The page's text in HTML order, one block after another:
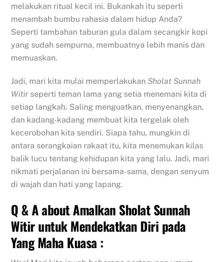
melakukan ritual kecil ini. Bukankah itu seperti
menambah bumbu rahasia dalam hidup Anda?
Seperti tambahan taburan gula dalam secangkir kopi
yang sudah sempurna, membuatnya lebih manis dan
memuaskan.
Jadi, mari kita mulai memperlakukan Sholat Sunnah
Witir seperti teman lama yang setia menemani kita di
setiap langkah. Saling menguatkan, menyenangkan,
dan kadang-kadang membuat kita tergelak oleh
kecerobohan kita sendiri. Siapa tahu, mungkin di
antara serangkaian rakaat itu, kita menemukan kilas
balik lucu tentang kehidupan kita yang lalu. Jadi, mari
nikmati perjalanan ini bersama-sama, dengan senyum
di wajah dan hati yang lapang.
Q & A about Amalkan Sholat Sunnah
Witir untuk Mendekatkan Diri pada
Yang Maha Kuasa :